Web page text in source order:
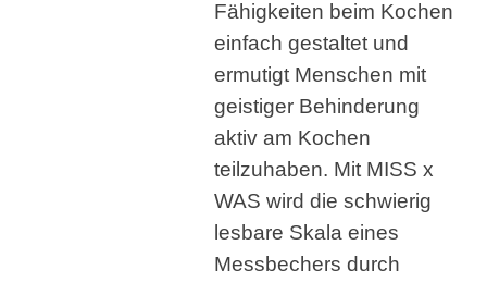
Fähigkeiten beim Kochen
einfach gestaltet und
ermutigt Menschen mit
geistiger Behinderung
aktiv am Kochen
teilzuhaben. Mit MISS x
WAS wird die schwierig
lesbare Skala eines
Messbechers durch